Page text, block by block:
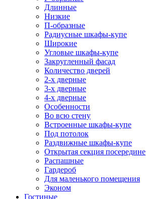
Длинные
Низкие
П-образные
Радиусные шкафы-купе
Широкие
Угловые шкафы-купе
Закругленный фасад
Количество дверей
2-х дверные
3-х дверные
4-х дверные
Особенности
Во всю стену
Встроенные шкафы-купе
Под потолок
Раздвижные шкафы-купе
Открытая секция посередине
Распашные
Гардероб
Для маленького помещения
Эконом
Гостиные